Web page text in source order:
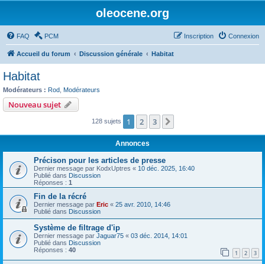
oleocene.org
FAQ PCM Connexion
Inscription
Accueil du forum Discussion générale Habitat
Habitat
Modérateurs : Rod Modérateurs
Nouveau sujet
128 sujets 1 2 3
Annonces
Précison pour les articles de presse
Dernier message par KodxUptres « 10 déc. 2025, 16:40
Publié dans Discussion
Réponses : 1
Fin de la récré
Dernier message par Eric « 25 avr. 2010, 14:46
Publié dans Discussion
Système de filtrage d'ip
Dernier message par Jaguar75 « 03 déc. 2014, 14:01
Publié dans Discussion
Réponses : 40 1 2 3